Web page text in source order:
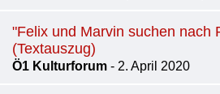
"Felix und Marvin suchen nach
(Textauszug)
Ö1 Kulturforum - 2. April 2020